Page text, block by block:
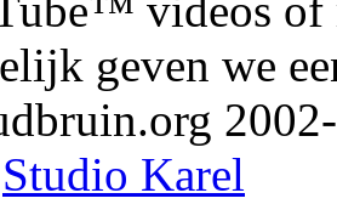
videos of
geven we
Studio Karel